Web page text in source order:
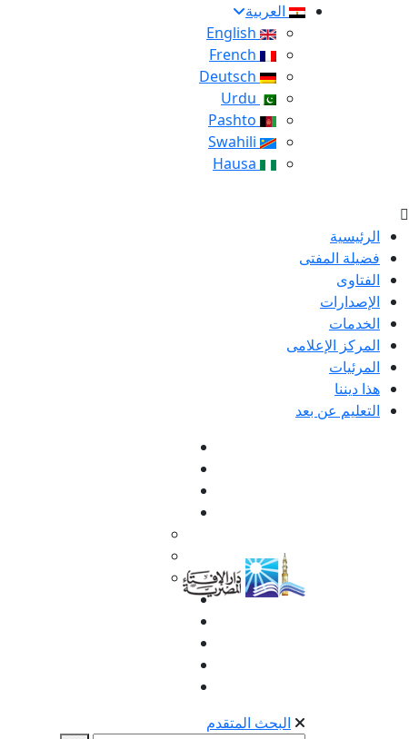
العربية
الرئيسية
فضيلة المفتى
الفتاوى
الإصدارات
الخدمات
المركز الإعلامى
المرئيات
هذا ديننا
التعليم عن بعد
البحث المتقدم